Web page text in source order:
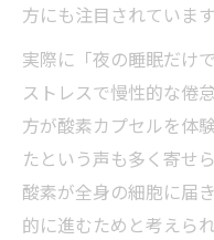
方にも注目されています
実際に「夜の睡眠だけ
ストレスで慢性的な倦
方が酸素カプセルを体
たという声も多く寄せ
酸素が全身の細胞に届
的に進むためと考えられ